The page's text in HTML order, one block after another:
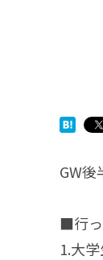
GW後
■行
1.大